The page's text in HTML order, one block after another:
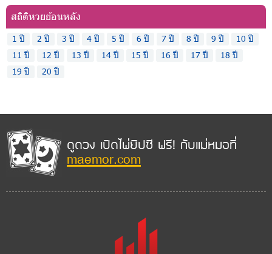
สถิติหวยย้อนหลัง
1 ปี 2 ปี 3 ปี 4 ปี 5 ปี 6 ปี 7 ปี 8 ปี 9 ปี
10 ปี
11 ปี
12 ปี 13 ปี 14 ปี 15 ปี 16 ปี 17 ปี
18 ปี
19 ปี
20 ปี
ดูดวง เปิดไพ่ยิปซี ฟรี! กับแม่หมอที่
maemor.com